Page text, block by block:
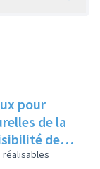
pour
de la
des